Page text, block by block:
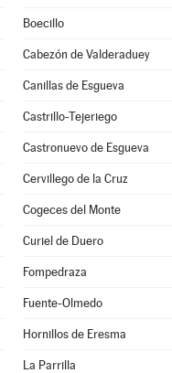
Boecillo
Cabezón de Valderaduey
Canillas de Esgueva
Castrillo-Tejeriego
Castronuevo de Esgueva
Cervillego de la Cruz
Cogeces del Monte
Curiel de Duero
Fompedraza
Fuente-Olmedo
Hornillos de Eresma
La Parrilla